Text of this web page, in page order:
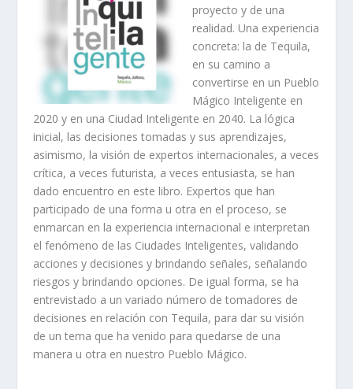
proyecto y de una
realidad. Una experiencia
concreta: la de Tequila,
en su camino a
convertirse en un Pueblo
Mágico Inteligente en
2020 y en una Ciudad Inteligente en 2040. La lógica
inicial, las decisiones tomadas y sus aprendizajes,
asimismo, la visión de expertos internacionales, a veces
crítica, a veces futurista, a veces entusiasta, se han
dado encuentro en este libro. Expertos que han
participado de una forma u otra en el proceso, se
enmarcan en la experiencia internacional e interpretan
el fenómeno de las Ciudades Inteligentes, validando
acciones y decisiones y brindando señales, señalando
riesgos y brindando opciones. De igual forma, se ha
entrevistado a un variado número de tomadores de
decisiones en relación con Tequila, para dar su visión
de un tema que ha venido para quedarse de una
manera u otra en nuestro Pueblo Mágico.